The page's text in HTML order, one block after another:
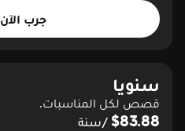
جرب الآن
سنويا
قصص لكل المناسبات.
$83.88 /سنة